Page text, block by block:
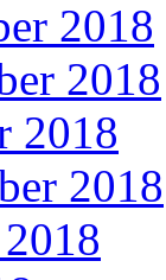
2018
2018
2018
2018